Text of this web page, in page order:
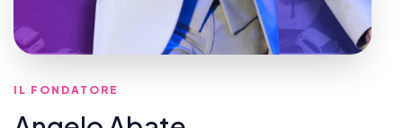
IL FONDATORE